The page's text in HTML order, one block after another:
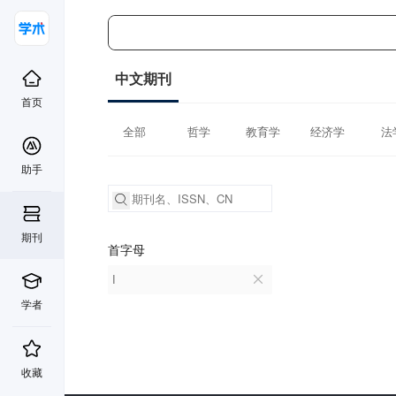
首页
助手
期刊
学者
收藏
中文期刊
全部 哲学 教育学 经济学 法
首字母